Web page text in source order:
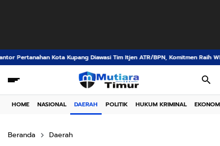
Diawasi Tim Itjen ATR/BPN, Komitmen Raih WBK dan WBBM Kian
HOME NASIONAL DAERAH POLITIK HUKUM KRIMINAL
Beranda Daerah